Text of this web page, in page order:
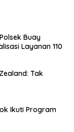
Buay
Layanan 110
Tak
Ikuti Program